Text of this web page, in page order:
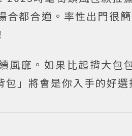
合都合適。率性出門很
風靡。如果比起揹大包
」將會是你入手的好選